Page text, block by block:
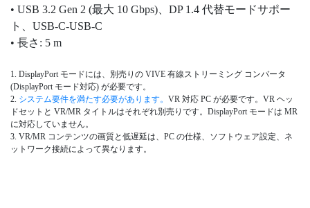
• USB 3.2 Gen 2 (最大 10 Gbps)、DP 1.4 代替モードサポー
ト、USB-C‐USB-C
• 長さ: 5 m
1. DisplayPort モードには、別売りの VIVE 有線ストリーミング コンバータ
(DisplayPort モード対応) が必要です。
2. システム要件を満たす必要があります。 VR 対応 PC が必要です。VR ヘッ
ドセットと VR/MR タイトルはそれぞれ別売りです。DisplayPort モードは MR
に対応していません。
3. VR/MR コンテンツの画質と低遅延は、PC の仕様、ソフトウェア設定、ネ
ットワーク接続によって異なります。